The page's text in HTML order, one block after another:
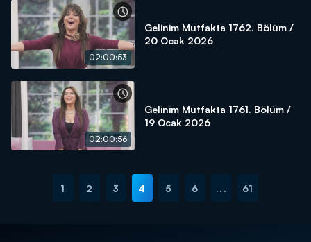
02:00:53
Gelinim Mutfakta 1762. Bölüm /
20 Ocak 2026
02:00:56
Gelinim Mutfakta 1761. Bölüm /
19 Ocak 2026
1 2 3 4 5 6 ... 61